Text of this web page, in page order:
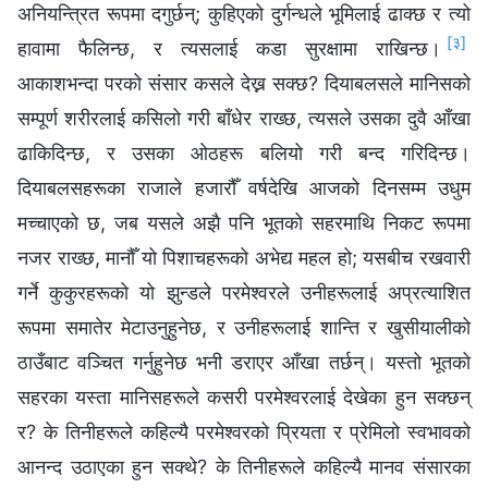
अनियन्त्रित रूपमा दगुर्छन्; कुहिएको दुर्गन्धले भूमिलाई ढाक्छ र त्यो
हावामा फैलिन्छ, र त्यसलाई कडा सुरक्षामा राखिन्छ। [३]
आकाशभन्दा परको संसार कसले देख्न सक्छ? दियाबलसले मानिसको
सम्पूर्ण शरीरलाई कसिलो गरी बाँधेर राख्छ, त्यसले उसका दुवै आँखा
ढाकिदिन्छ, र उसका ओठहरू बलियो गरी बन्द गरिदिन्छ।
दियाबलसहरूका राजाले हजारौँ वर्षदेखि आजको दिनसम्म उधुम
मच्चाएको छ, जब यसले अझै पनि भूतको सहरमाथि निकट रूपमा
नजर राख्छ, मानौँ यो पिशाचहरूको अभेद्य महल हो; यसबीच रखवारी
गर्ने कुकुरहरूको यो झुन्डले परमेश्‍वरले उनीहरूलाई अप्रत्याशित
रूपमा समातेर मेटाउनुहुनेछ, र उनीहरूलाई शान्ति र खुसीयालीको
ठाउँबाट वञ्चित गर्नुहुनेछ भनी डराएर आँखा तर्छन्। यस्तो भूतको
सहरका यस्ता मानिसहरूले कसरी परमेश्‍वरलाई देखेका हुन सक्छन्
र? के तिनीहरूले कहिल्यै परमेश्‍वरको प्रियता र प्रेमिलो स्वभावको
आनन्द उठाएका हुन सक्थे? के तिनीहरूले कहिल्यै मानव संसारका